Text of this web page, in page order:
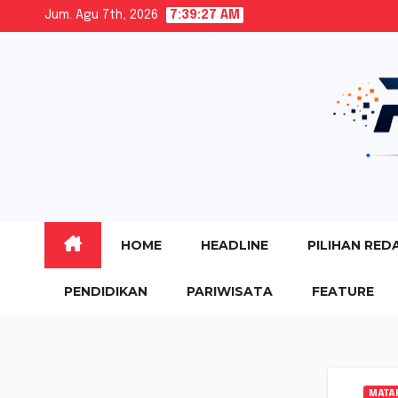
Jum. Agu 7th, 2026 7:39:28 AM
HOME HEADLINE PILIHAN
PENDIDIKAN PARIWISATA FEATURE